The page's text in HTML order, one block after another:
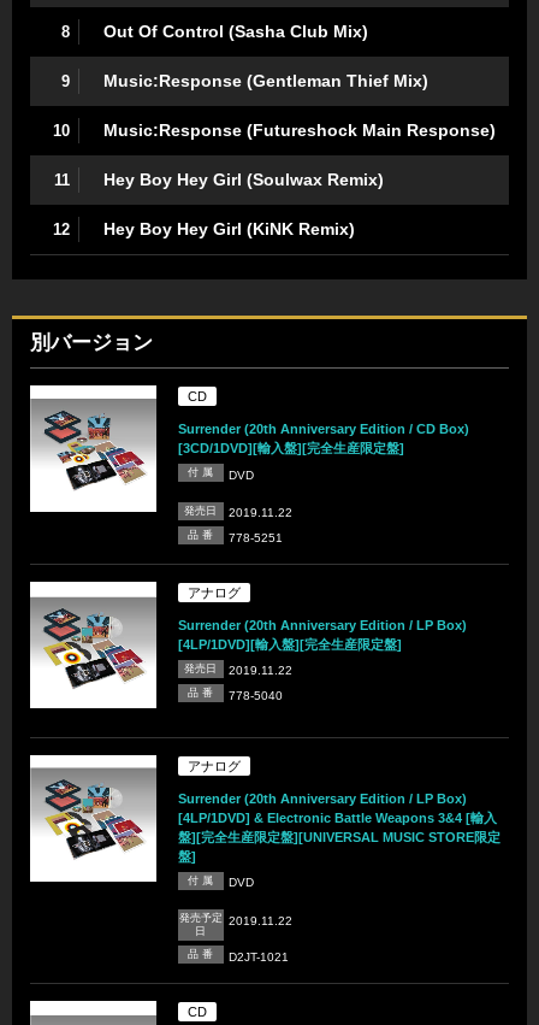
8 Out Of Control (Sasha Club Mix)
9 Music:Response (Gentleman Thief Mix)
10 Music:Response (Futureshock Main Response)
11 Hey Boy Hey Girl (Soulwax Remix)
12 Hey Boy Hey Girl (KiNK Remix)
別バージョン
CD
Surrender (20th Anniversary Edition / CD Box)
[3CD/1DVD][輸入盤][完全生産限定盤]
付 属 DVD
発売日 2019.11.22
品 番 778-5251
アナログ
Surrender (20th Anniversary Edition / LP Box)
[4LP/1DVD][輸入盤][完全生産限定盤]
発売日 2019.11.22
品 番 778-5040
アナログ
Surrender (20th Anniversary Edition / LP Box)
[4LP/1DVD] & Electronic Battle Weapons 3&4 [輸入
盤][完全生産限定盤][UNIVERSAL MUSIC STORE限定
盤]
付 属 DVD
発売予定
日
2019.11.22
品 番 D2JT-1021
CD